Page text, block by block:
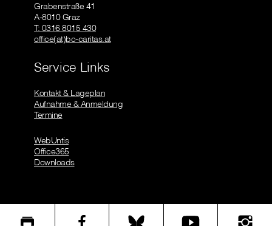
Grabenstraße 41
A-8010 Graz
T: 0316 8015 430
office(at)bc-caritas.at
Service Links
Kontakt & Lageplan
Aufnahme & Anmeldung
Termine
WebUntis
Office365
Downloads